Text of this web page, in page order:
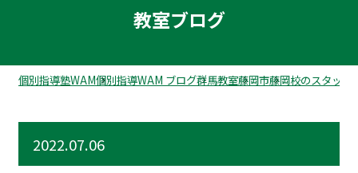
教室ブログ
個別指導塾WAM個別指導WAM ブログ群馬教室藤岡市藤岡校のスタッフ
2022.07.06